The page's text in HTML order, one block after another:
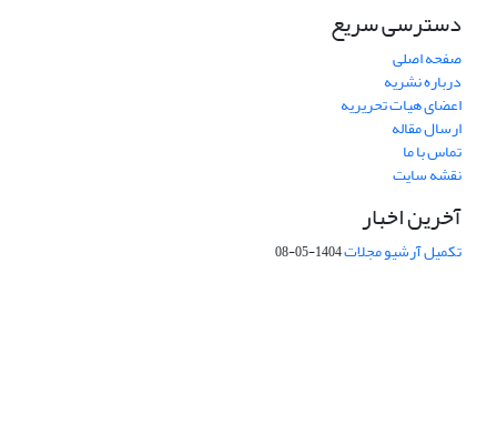
دسترسی سریع
صفحه اصلی
درباره نشریه
اعضای هیات تحریریه
ارسال مقاله
تماس با ما
نقشه سایت
آخرین اخبار
تکمیل آرشیو مجلات1404-05-08